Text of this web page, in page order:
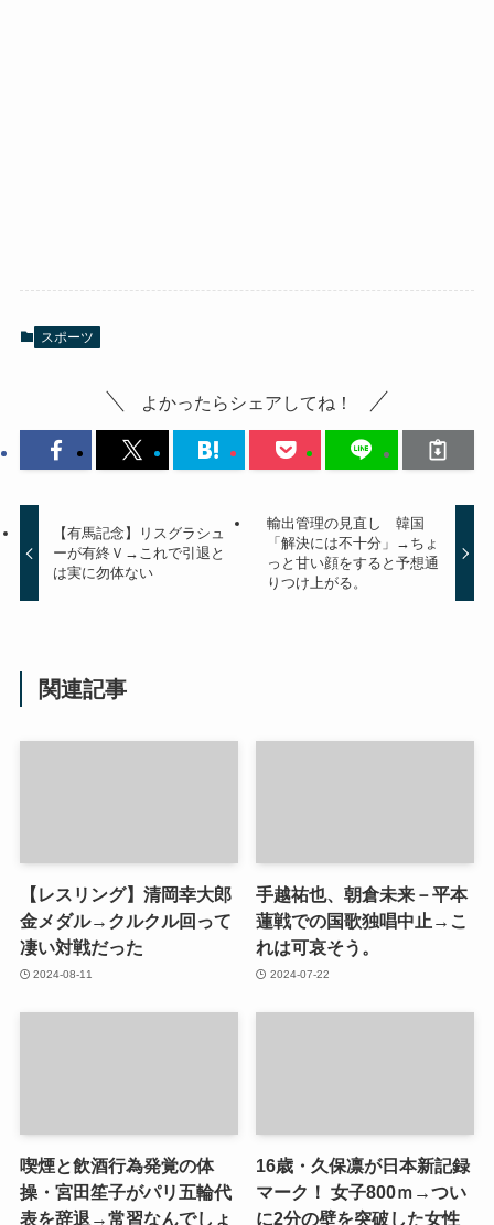
スポーツ
よかったらシェアしてね！
【有馬記念】リスグラシュ
ーが有終Ｖ→これで引退と
は実に勿体ない
輸出管理の見直し 韓国
「解決には不十分」→ちょ
っと甘い顔をすると予想通
りつけ上がる。
関連記事
【レスリング】清岡幸大郎
金メダル→クルクル回って
凄い対戦だった
2024-08-11
手越祐也、朝倉未来－平本
蓮戦での国歌独唱中止→こ
れは可哀そう。
2024-07-22
喫煙と飲酒行為発覚の体
操・宮田笙子がパリ五輪代
表を辞退→常習なんでしょ
16歳・久保凛が日本新記録
マーク！ 女子800ｍ→つい
に2分の壁を突破した女性